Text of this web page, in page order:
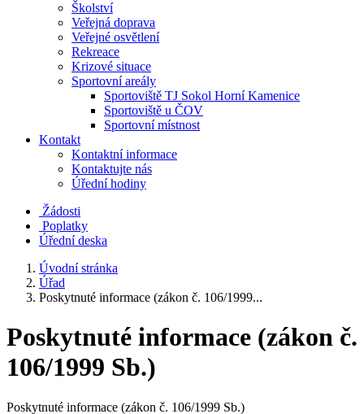
Školství
Veřejná doprava
Veřejné osvětlení
Rekreace
Krizové situace
Sportovní areály
Sportoviště TJ Sokol Horní Kamenice
Sportoviště u ČOV
Sportovní místnost
Kontakt
Kontaktní informace
Kontaktujte nás
Úřední hodiny
Žádosti
Poplatky
Úřední deska
Úvodní stránka
Úřad
Poskytnuté informace (zákon č. 106/1999...
Poskytnuté informace (zákon č.
106/1999 Sb.)
Poskytnuté informace (zákon č. 106/1999 Sb.)